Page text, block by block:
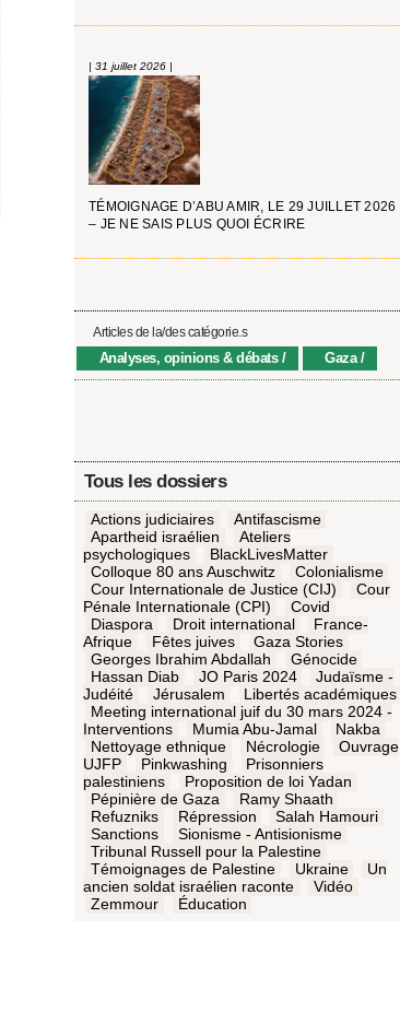
| 31 juillet 2026 |
TÉMOIGNAGE D’ABU AMIR, LE 29 JUILLET 2026
– JE NE SAIS PLUS QUOI ÉCRIRE
Articles de la/des catégorie.s
Analyses, opinions & débats Gaza
Tous les dossiers
Actions judiciaires
Antifascisme
Apartheid israélien
Ateliers
psychologiques
BlackLivesMatter
Colloque 80 ans Auschwitz
Colonialisme
Cour Internationale de Justice (CIJ)
Cour
Pénale Internationale (CPI)
Covid
Diaspora
Droit international
France-
Afrique
Fêtes juives
Gaza Stories
Georges Ibrahim Abdallah
Génocide
Hassan Diab
JO Paris 2024
Judaïsme -
Judéité
Jérusalem
Libertés académiques
Meeting international juif du 30 mars 2024 -
Interventions
Mumia Abu-Jamal
Nakba
Nettoyage ethnique
Nécrologie
Ouvrage
UJFP
Pinkwashing
Prisonniers
palestiniens
Proposition de loi Yadan
Pépinière de Gaza
Ramy Shaath
Refuzniks
Répression
Salah Hamouri
Sanctions
Sionisme - Antisionisme
Tribunal Russell pour la Palestine
Témoignages de Palestine
Ukraine
Un
ancien soldat israélien raconte
Vidéo
Zemmour
Éducation